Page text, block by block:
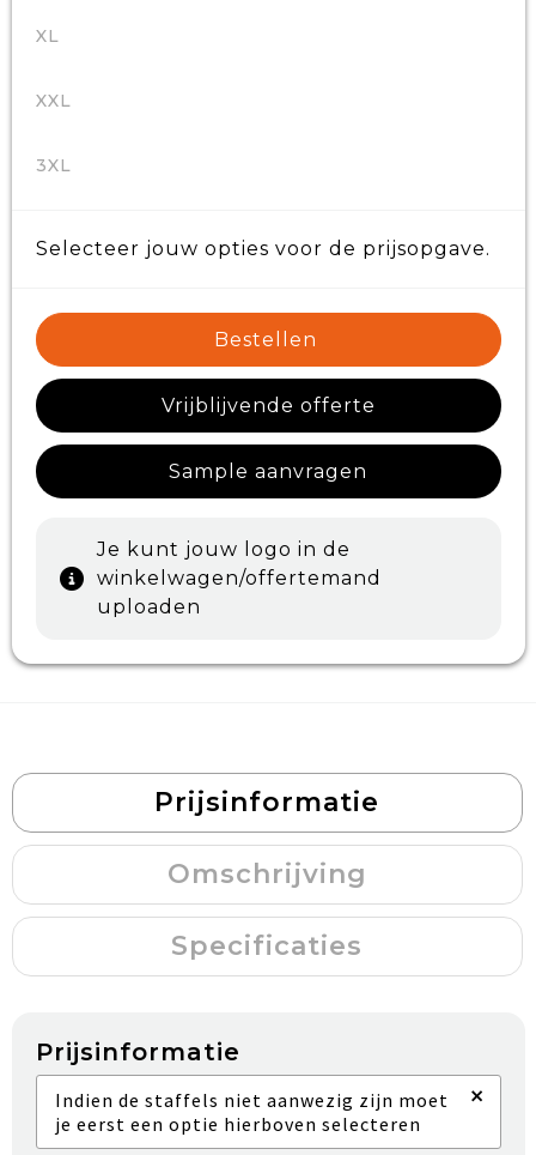
XL
XXL
3XL
Selecteer jouw opties voor de prijsopgave.
Bestellen
Vrijblijvende offerte
Sample aanvragen
Je kunt jouw logo in de
winkelwagen/offertemand
uploaden
Prijsinformatie
Omschrijving
Specificaties
Prijsinformatie
Indien de staffels niet aanwezig zijn moet
je eerst een optie hierboven selecteren
×